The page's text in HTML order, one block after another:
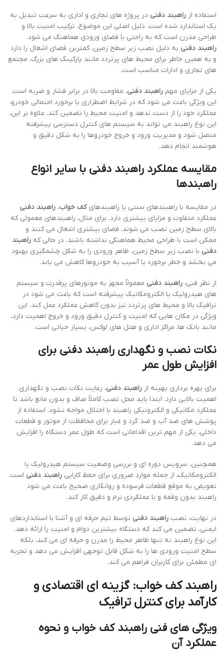
استفاده از راهبند دفنی در پروژه های تجاری و اداری به سرعت تبدیل به
یک استاندارد شده است. دلیل اصلی این موضوع، ترکیب امنیت بالا و
طراحی مدرن است که به راحتی با فضای ورودی هماهنگ می شود.
راهبند دفنی به دلیل نصب زیر سطح زمین، کمترین فضای اشغال را دارد
و به همین خاطر برای محیط های پرتردد مانند پارکینگ های بزرگ، مجتمع
های تجاری و ادارات مناسب است.
یکی از مزایای مهم راهبند دفنی، مقاومت بالا در برابر فشار و ضربه است.
این ویژگی باعث می شود که در شرایط اضطراری یا برخورد احتمالی خودرو،
عملکرد خود را از دست ندهد و امنیت محیط را تضمین کند. علاوه بر این،
این نوع راهبند می تواند به سیستم های کنترل دسترسی پیشرفته
متصل شود و مدیریت ورود و خروج خودروها را به شکل دقیق و
هوشمند انجام دهد.
مقایسه عملکرد راهبند دفنی با سایر انواع
راهبندها
در مقایسه با راهبندهای سنتی یا راهبندهایکف خواب، راهبند دفنی
عملکرد متفاوت و مزایای بیشتری دارد. برای مثال، راهبندهای معمولی که
بالای سطح زمین نصب می شوند، فضای بیشتری اشغال می کنند و
ممکن است با طراحی محیط هماهنگی نداشته باشند. در حالی که راهبند
دفنی با نصب زیر سطح زمین، ظاهر ورودی را به شکل چشمگیری بهبود
می بخشد و خطر برخورد یا آسیب به خودروها کاهش می یابد.
از نظر فنی، راهبند دفنی معمولاً مجهز به موتورهای پرقدرت و سیستم
های هیدرولیک یا الکترومکانیک پیشرفته است که باعث می شود در
ترافیک بالا و محیط های پرتردد نیز بدون کاهش عملکرد عمل کند. این
ویژگی در مکان هایی که امنیت و کنترل دقیق ورود و خروج اهمیت دارد،
مانند بانک ها، مراکز اداری و هتل های لوکس، بسیار حیاتی است.
نکات نصب و نگهداری راهبند دفنی برای
افزایش طول عمر
برای بهره برداری بهینه از راهبند دفنی، رعایت نکات نصب و نگهداری
اهمیت بالایی دارد. ابتدا باید محل نصب کاملاً صاف و بدون مانع باشد تا
عملکرد مکانیکی و الکترونیکی راهبند با اختلال مواجه نشود. استفاده از
پوشش های ضد آب و ضد گرد و غبار برای محافظت از موتور و قطعات
داخلی، یکی از مهم ترین اقداماتی است که طول عمر دستگاه را افزایش
می دهد.
همچنین، سرویس دوره ای و بررسی وضعیت سیستم هیدرولیک یا
الکترومکانیک، از جمله موارد ضروری برای حفظ کارایی راهبند دفنی است.
تعویض به موقع قطعات فرسوده و روانکاری صحیح باعث می شود
راهبند بدون وقفه و با عملکردی نرم و دقیق کار کند.
در نهایت، نصب راهبند دفنی توسط تیم حرفه ای و آشنا با استانداردهای
ایمنی، تضمین می کند که دستگاه بیشترین دوام و امنیت را ارائه دهد.
این نوع راهبند نه تنها ظاهر محیط را مدرن و حرفه ای می کند، بلکه
سطح امنیت ورودی ها را به شکل قابل توجهی افزایش می دهد و تجربه
ای مطمئن برای کاربران فراهم می کند.
راهبند کف خواب: گزینه ای اقتصادی و
کارآمد برای کنترل ترافیک
ویژگی های فنی راهبند کف خواب و نحوه
عملکرد آن